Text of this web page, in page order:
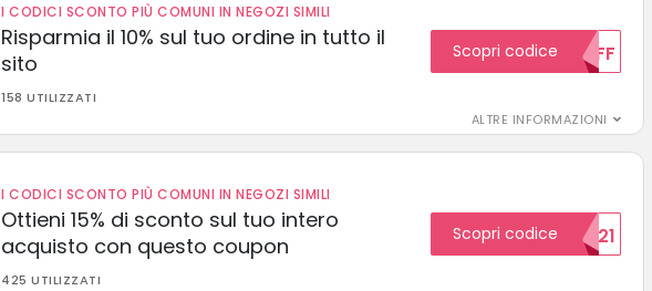
I CODICI SCONTO PIÙ COMUNI IN NEGOZI SIMILI
Risparmia il 10% sul tuo ordine in tutto il
sito
158 UTILIZZATI
ALTRE INFORMAZIONI
Scopri codice 10OFF
I CODICI SCONTO PIÙ COMUNI IN NEGOZI SIMILI
Ottieni 15% di sconto sul tuo intero
acquisto con questo coupon
425 UTILIZZATI
Scopri codice
15SCONTO2021